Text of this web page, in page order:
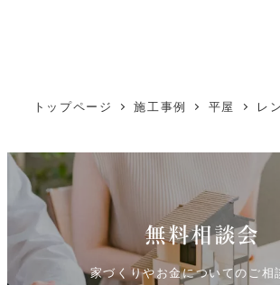
トップページ 施工事例 平屋 レ
無料相談会
家づくりやお金についてのご相